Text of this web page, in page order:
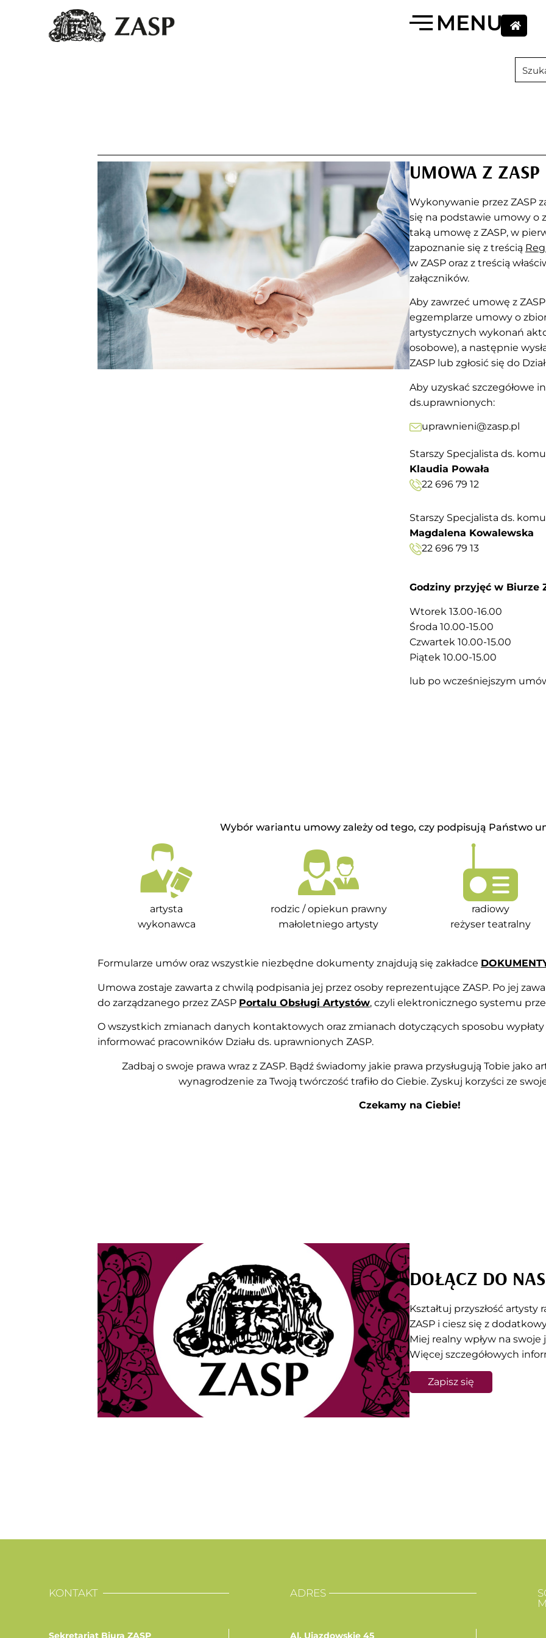
UMOWA Z ZASP
Wykonywanie przez ZASP
się na podstawie umowy o
taką umowę z ZASP, w
zapoznanie się z treścią
w ZASP oraz z treścią
załączników.
Aby zawrzeć umowę z
egzemplarze umowy o
artystycznych wykonań
osobowe), a następnie
ZASP lub zgłosić się do
Aby uzyskać szczegółowe
ds.uprawnionych:
uprawnieni@zasp.pl
Starszy Specjalista ds.
Klaudia Powała
22 696 79 12
Starszy Specjalista ds.
Magdalena Kowalewska
22 696 79 13
Godziny przyjęć w Biurze
Wtorek 13.00-16.00
Środa 10.00-15.00
Czwartek 10.00-15.00
Piątek 10.00-15.00
lub po wcześniejszym
Wybór wariantu umowy zależy od tego, czy podpisują Państwo
artysta
wykonawca
rodzic / opiekun prawny
małoletniego artysty
radiowy
reżyser teatralny
Formularze umów oraz wszystkie niezbędne dokumenty znajdują się zakładce
Umowa zostaje zawarta z chwilą podpisania jej przez osoby reprezentujące ZASP. Po jej
do zarządzanego przez ZASP Portalu Obsługi Artystów, czyli elektronicznego systemu
O wszystkich zmianach danych kontaktowych oraz zmianach dotyczących sposobu
informować pracowników Działu ds. uprawnionych ZASP.
Zadbaj o swoje prawa wraz z ZASP. Bądź świadomy jakie prawa przysługują Tobie jako
wynagrodzenie za Twoją twórczość trafiło do Ciebie. Zyskuj korzyści ze
Czekamy na Ciebie!
DOŁĄCZ DO NAS
Kształtuj przyszłość artysty
ZASP i ciesz się z
Miej realny wpływ na
Więcej szczegółowych
Zapisz się
KONTAKT
Sekretariat Biura ZASP
ADRES
Al. Ujazdowskie 45